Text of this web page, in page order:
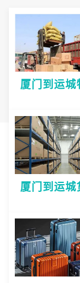
厦门到运城
厦门到运城